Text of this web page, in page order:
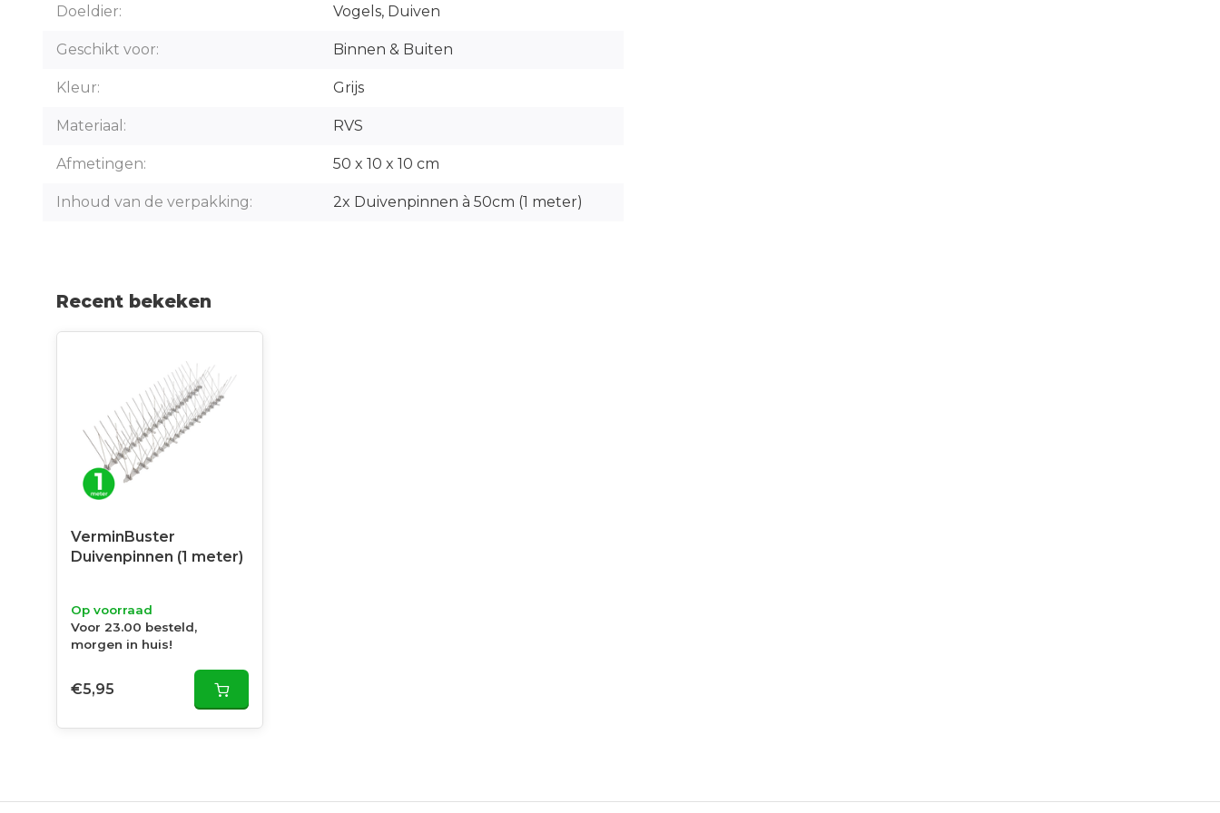
Doeldier: Vogels, Duiven
Geschikt voor: Binnen & Buiten
Kleur: Grijs
Materiaal: RVS
Afmetingen: 50 x 10 x 10 cm
Inhoud van de verpakking: 2x Duivenpinnen à 50cm (1 meter)
Recent bekeken
VerminBuster
Duivenpinnen (1 meter)
Op voorraad
Voor 23.00 besteld,
morgen in huis!
€5,95